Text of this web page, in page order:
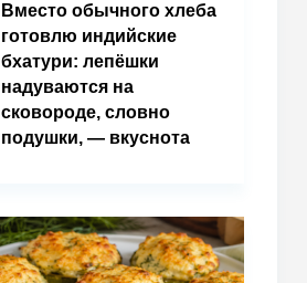
Вместо обычного хлеба
готовлю индийские
бхатури: лепёшки
надуваются на
сковороде, словно
подушки, — вкуснота